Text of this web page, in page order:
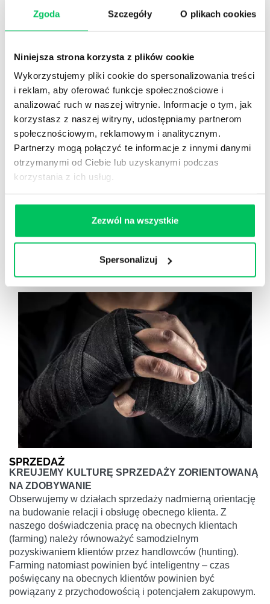
Zgoda Szczegóły O plikach cookies
Niniejsza strona korzysta z plików cookie
Wykorzystujemy pliki cookie do spersonalizowania treści
i reklam, aby oferować funkcje społecznościowe i
analizować ruch w naszej witrynie. Informacje o tym, jak
korzystasz z naszej witryny, udostępniamy partnerom
społecznościowym, reklamowym i analitycznym.
Partnerzy mogą połączyć te informacje z innymi danymi
otrzymanymi od Ciebie lub uzyskanymi podczas
korzystania z ich usług.
Zezwól na wszystkie
Spersonalizuj
ZARZĄDZANIE PROJEKTAMI
JEŚLI NIE MOŻESZ CZEGOŚ ZMIERZYĆ, TO NIE
Wierzymy i wiemy, że to w jaki sposób realizujemy projekty
istotnie wpływa na efektywność i rozwój organizacji.
i doskonalimy kompetencje kadry zaangażowanej w
SPRZEDAŻ
KREUJEMY KULTURĘ SPRZEDAŻY ZORIENTOWANĄ
NA ZDOBYWANIE
Obserwujemy w działach sprzedaży nadmierną orientację
na budowanie relacji i obsługę obecnego klienta. Z
naszego doświadczenia pracę na obecnych klientach
(farming) należy równoważyć samodzielnym
pozyskiwaniem klientów przez handlowców (hunting).
Farming natomiast powinien być inteligentny – czas
poświęcany na obecnych klientów powinien być
powiązany z przychodowością i potencjałem zakupowym.